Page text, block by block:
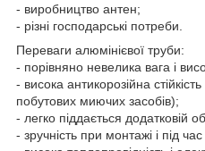
- виробництво антен;
- різні господарські потреби.
Переваги алюмінієвої труби:
- порівняно невелика вага і
- висока антикорозійна
побутових миючих засобів);
- легко піддається додатковій
- зручність при монтажі і під